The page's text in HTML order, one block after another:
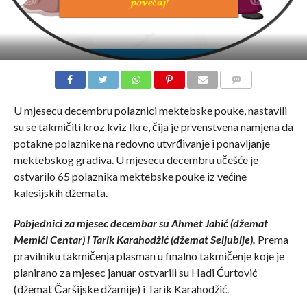
U mjesecu decembru polaznici mektebske pouke, nastavili
su se takmičiti kroz kviz Ikre, čija je prvenstvena namjena da
potakne polaznike na redovno utvrđivanje i ponavljanje
mektebskog gradiva. U mjesecu decembru učešće je
ostvarilo 65 polaznika mektebske pouke iz većine
kalesijskih džemata.
Pobjednici za mjesec decembar su Ahmet Jahić (džemat
Memići Centar) i Tarik Karahodžić (džemat Seljublje). Prema
pravilniku takmičenja plasman u finalno takmičenje koje je
planirano za mjesec januar ostvarili su Hadi Ćurtović
(džemat Čaršijske džamije) i Tarik Karahodžić.